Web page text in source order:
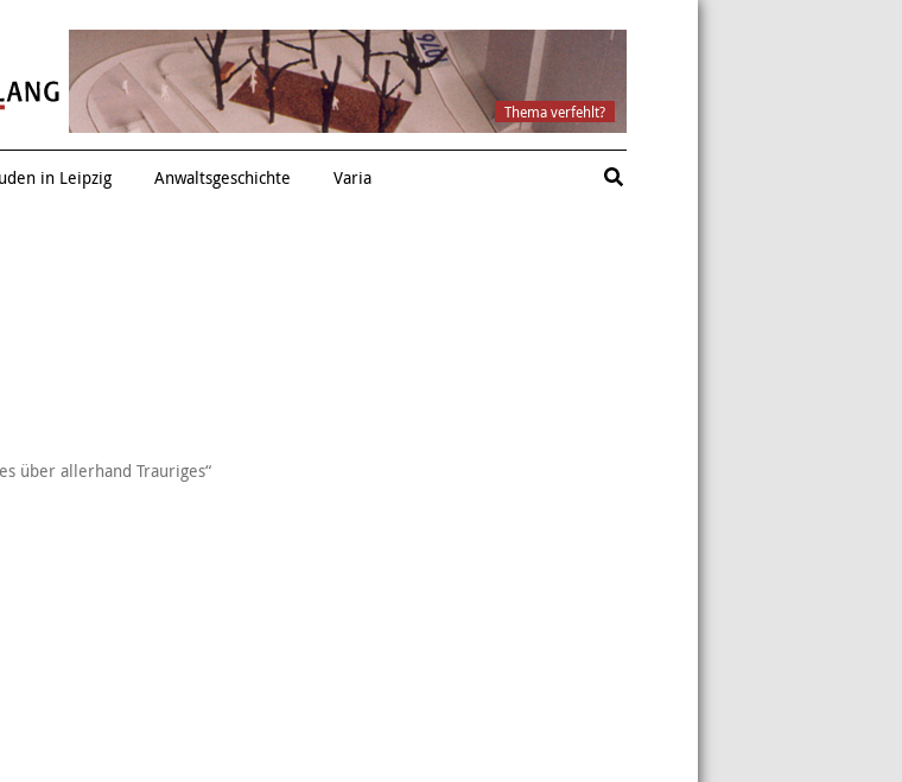
Thema verfehlt?
in Leipzig Anwaltsgeschichte Varia
über allerhand Trauriges“